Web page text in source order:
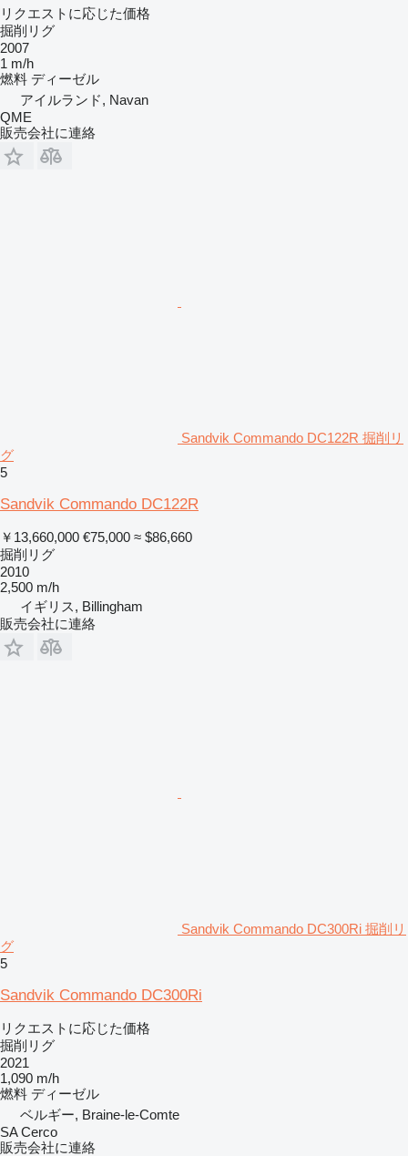
リクエストに応じた価格
掘削リグ
2007
1 m/h
燃料 ディーゼル
アイルランド, Navan
QME
販売会社に連絡
Sandvik Commando DC122R 掘削リ
グ
5
Sandvik Commando DC122R
￥13,660,000 €75,000 ≈ $86,660
掘削リグ
2010
2,500 m/h
イギリス, Billingham
販売会社に連絡
Sandvik Commando DC300Ri 掘削リ
グ
5
Sandvik Commando DC300Ri
リクエストに応じた価格
掘削リグ
2021
1,090 m/h
燃料 ディーゼル
ベルギー, Braine-le-Comte
SA Cerco
販売会社に連絡